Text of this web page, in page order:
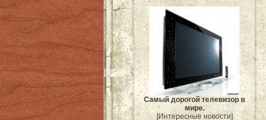
Самый дорогой телевизор в
мире.
[Интересные новости]